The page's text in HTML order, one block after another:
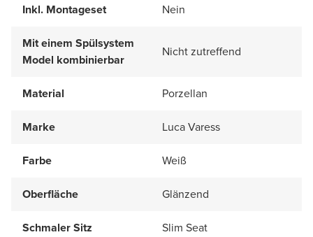
Inkl. Montageset Nein
Mit einem Spülsystem
Model kombinierbar
Nicht zutreffend
Material Porzellan
Marke Luca Varess
Farbe Weiß
Oberfläche Glänzend
Schmaler Sitz Slim Seat